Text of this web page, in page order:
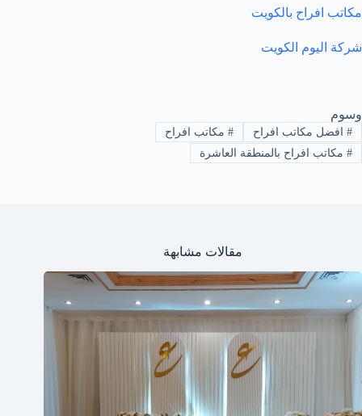
مكاتب افراح بالكويت
شركة اليوم الكويت
وسوم
#افضل مكاتب افراح #مكاتب افراح
#مكاتب افراح بالمنطقة العاشرة
مقالات مشابهة